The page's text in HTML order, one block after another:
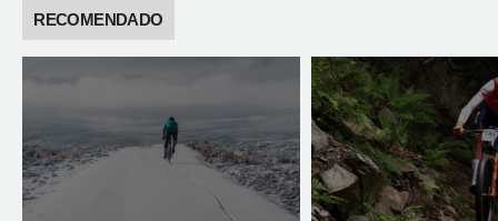
RECOMENDADO